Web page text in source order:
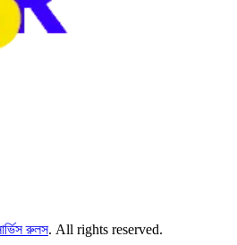
রুলস. All rights reserved.